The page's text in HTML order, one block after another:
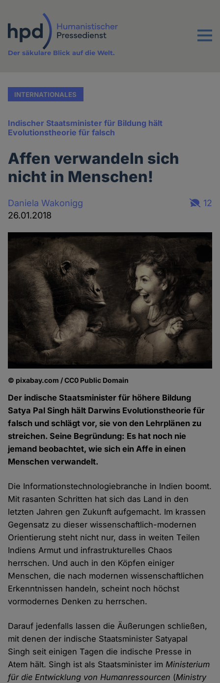
Inhalt
Menu
Der säkulare Blick auf die Welt.
INTERNATIONALES
Indischer Staatsminister für Bildung hält
Evolutionstheorie für falsch
Affen verwandeln sich
nicht in Menschen!
Daniela Wakonigg
26.01.2018
12
© pixabay.com / CC0 Public Domain
Der indische Staatsminister für höhere Bildung
Satya Pal Singh hält Darwins Evolutionstheorie für
falsch und schlägt vor, sie von den Lehrplänen zu
streichen. Seine Begründung: Es hat noch nie
jemand beobachtet, wie sich ein Affe in einen
Menschen verwandelt.
Die Informationstechnologiebranche in Indien boomt.
Mit rasanten Schritten hat sich das Land in den
letzten Jahren gen Zukunft aufgemacht. Im krassen
Gegensatz zu dieser wissenschaftlich-modernen
Orientierung steht nicht nur, dass in weiten Teilen
Indiens Armut und infrastrukturelles Chaos
herrschen. Und auch in den Köpfen einiger
Menschen, die nach modernen wissenschaftlichen
Erkenntnissen handeln, scheint noch höchst
vormodernes Denken zu herrschen.
Darauf jedenfalls lassen die Äußerungen schließen,
mit denen der indische Staatsminister Satyapal
Singh seit einigen Tagen die indische Presse in
Atem hält. Singh ist als Staatsminister imMinisterium
für die Entwicklung von Humanressourcen (Ministry